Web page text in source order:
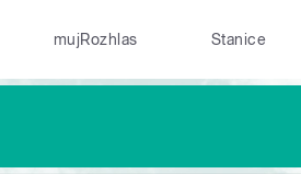
mujRozhlas Stanice